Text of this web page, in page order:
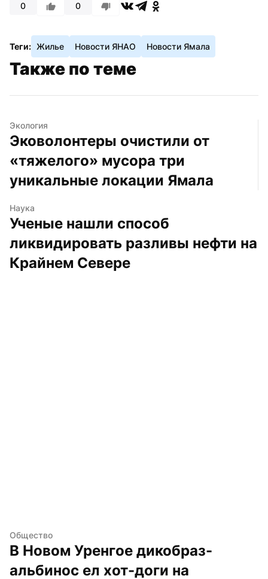
0 0
Теги: Жилье Новости ЯНАО Новости Ямала
Также по теме
Экология
Эковолонтеры очистили от
«тяжелого» мусора три
уникальные локации Ямала
Наука
Ученые нашли способ
ликвидировать разливы нефти на
Крайнем Севере
Общество
В Новом Уренгое дикобраз-
альбинос ел хот-доги на